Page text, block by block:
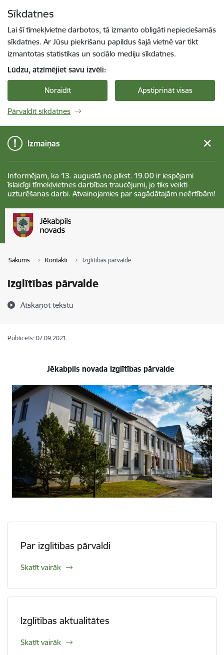
Sīkdatnes
Lai šī tīmekļvietne darbotos, tā izmanto obligāti nepieciešamās
sīkdatnes. Ar Jūsu piekrišanu papildus šajā vietnē var tikt
izmantotas statistikas un sociālo mediju sīkdatnes.
Lūdzu, atzīmējiet savu izvēli:
Noraidīt Apstiprināt visas
Pārvaldīt sīkdatnes
Izmaiņas
Informējam, ka 13. augustā no plkst. 19.00 ir iespējami
īslaicīgi tīmekļvietnes darbības traucējumi, jo tiks veikti
uzturēšanas darbi. Atvainojamies par sagādātajām neērtībām!
Sākums Kontakti Izglītības pārvalde
Izglītības pārvalde
Atskaņot tekstu
Publicēts: 07.09.2021.
Jēkabpils novada Izglītības pārvalde
Par izglītības pārvaldi
Skatīt vairāk
Izglītības aktualitātes
Skatīt vairāk